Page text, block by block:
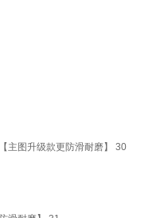
主图升级款更防滑耐磨】 30